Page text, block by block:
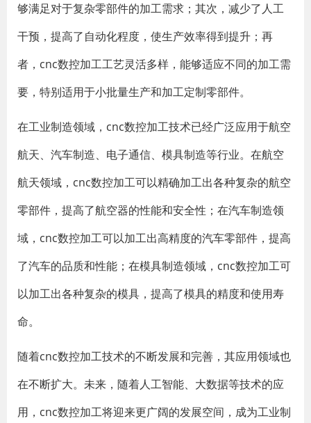
够满足对于复杂零部件的加工需求；其次，减少了人工
干预，提高了自动化程度，使生产效率得到提升；再
者，cnc数控加工工艺灵活多样，能够适应不同的加工需
要，特别适用于小批量生产和加工定制零部件。
在工业制造领域，cnc数控加工技术已经广泛应用于航空
航天、汽车制造、电子通信、模具制造等行业。在航空
航天领域，cnc数控加工可以精确加工出各种复杂的航空
零部件，提高了航空器的性能和安全性；在汽车制造领
域，cnc数控加工可以加工出高精度的汽车零部件，提高
了汽车的品质和性能；在模具制造领域，cnc数控加工可
以加工出各种复杂的模具，提高了模具的精度和使用寿
命。
随着cnc数控加工技术的不断发展和完善，其应用领域也
在不断扩大。未来，随着人工智能、大数据等技术的应
用，cnc数控加工将迎来更广阔的发展空间，成为工业制